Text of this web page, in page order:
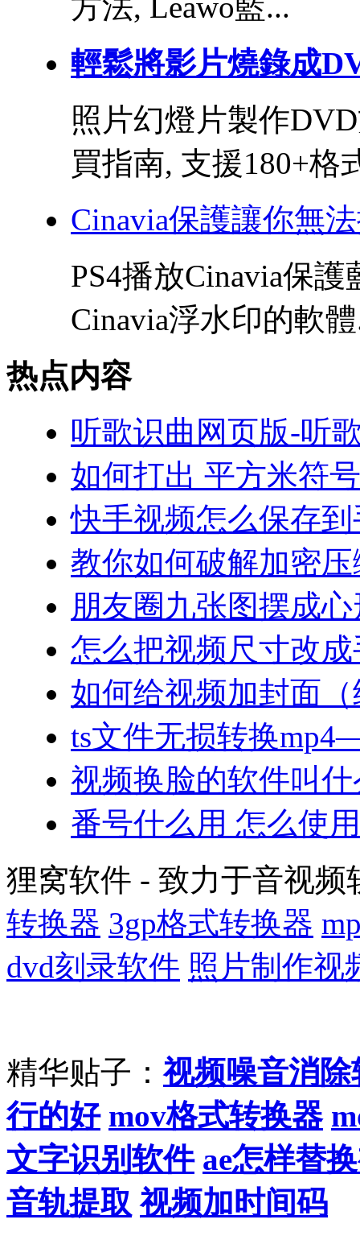
輕鬆將影片燒錄成
照片幻燈片製作
買指南, 支援180+格
Cinavia保護讓你無
PS4播放Cinavia保
Cinavia浮水印的軟
热点内容
听歌识曲网页版-听
如何打出 平方米符
快手视频怎么保存
教你如何破解加密
朋友圈九张图摆成
怎么把视频尺寸改
如何给视频加封面
ts文件无损转换
视频换脸的软件叫
番号什么用 怎么使
狸窝软件 - 致力于音视
转换器 3gp格式转换器
dvd刻录软件 照片制作视
精华贴子：视频噪音消除
行的好 mov格式转换器
文字识别软件 ae怎样替
音轨提取 视频加时间码